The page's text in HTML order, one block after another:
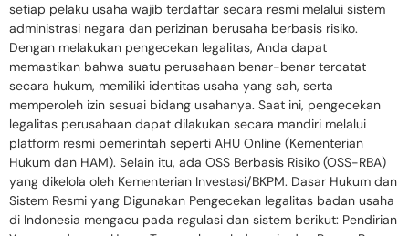
setiap pelaku usaha wajib terdaftar secara resmi melalui sistem
administrasi negara dan perizinan berusaha berbasis risiko.
Dengan melakukan pengecekan legalitas, Anda dapat
memastikan bahwa suatu perusahaan benar-benar tercatat
secara hukum, memiliki identitas usaha yang sah, serta
memperoleh izin sesuai bidang usahanya. Saat ini, pengecekan
legalitas perusahaan dapat dilakukan secara mandiri melalui
platform resmi pemerintah seperti AHU Online (Kementerian
Hukum dan HAM). Selain itu, ada OSS Berbasis Risiko (OSS-RBA)
yang dikelola oleh Kementerian Investasi/BKPM. Dasar Hukum dan
Sistem Resmi yang Digunakan Pengecekan legalitas badan usaha
di Indonesia mengacu pada regulasi dan sistem berikut: Pendirian